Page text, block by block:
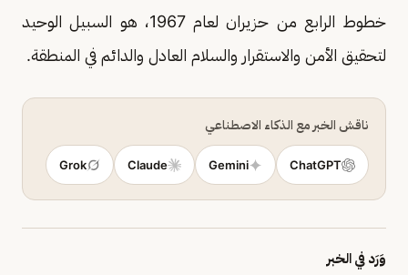
خطوط الرابع من حزيران لعام 1967، هو السبيل الوحيد
لتحقيق الأمن والاستقرار والسلام العادل والدائم في المنطقة.
ناقش الخبر مع الذكاء الاصطناعي
ChatGPT
Gemini
Claude
Grok
وَرَد في الخبر